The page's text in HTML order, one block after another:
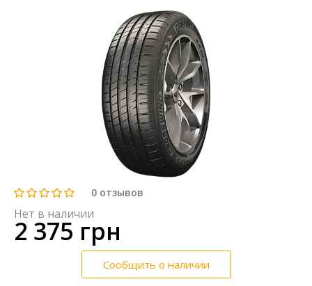
0 отзывов
Нет в наличии
2 375 грн
Сообщить о наличии